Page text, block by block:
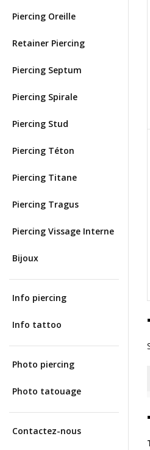
Piercing Oreille
Retainer Piercing
Piercing Septum
Piercing Spirale
Piercing Stud
Piercing Téton
Piercing Titane
Piercing Tragus
Piercing Vissage Interne
Bijoux
Info piercing
Info tattoo
Photo piercing
Photo tatouage
Contactez-nous